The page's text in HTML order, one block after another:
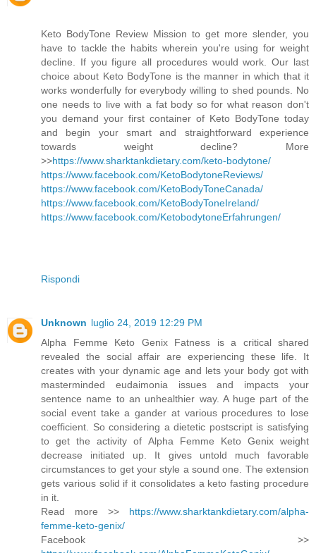
Keto BodyTone Review Mission to get more slender, you
have to tackle the habits wherein you're using for weight
decline. If you figure all procedures would work. Our last
choice about Keto BodyTone is the manner in which that it
works wonderfully for everybody willing to shed pounds. No
one needs to live with a fat body so for what reason don't
you demand your first container of Keto BodyTone today
and begin your smart and straightforward experience
towards weight decline? More
>>https://www.sharktankdietary.com/keto-bodytone/
https://www.facebook.com/KetoBodytoneReviews/
https://www.facebook.com/KetoBodyToneCanada/
https://www.facebook.com/KetoBodyToneIreland/
https://www.facebook.com/KetobodytoneErfahrungen/
Rispondi
Unknown luglio 24, 2019 12:29 PM
Alpha Femme Keto Genix Fatness is a critical shared
revealed the social affair are experiencing these life. It
creates with your dynamic age and lets your body got with
masterminded eudaimonia issues and impacts your
sentence name to an unhealthier way. A huge part of the
social event take a gander at various procedures to lose
coefficient. So considering a dietetic postscript is satisfying
to get the activity of Alpha Femme Keto Genix weight
decrease initiated up. It gives untold much favorable
circumstances to get your style a sound one. The extension
gets various solid if it consolidates a keto fasting procedure
in it.
Read more >> https://www.sharktankdietary.com/alpha-
femme-keto-genix/
Facebook >>